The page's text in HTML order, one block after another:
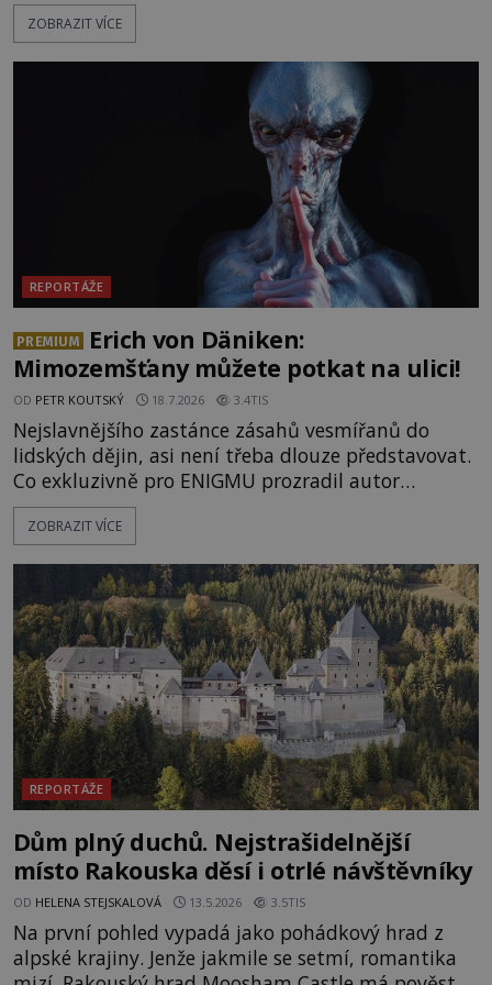
vnímání času i prostoru. Geologické anomálie hory
badatelé zde odkrývají indicie, které propojují
prastaré pohanské kulty, keltské svatyně a zprávy
ZOBRAZIT VÍCE
REPORTÁŽE
PREMIUM
Erich von Däniken:
Mimozemšťany můžete potkat na ulici!
OD PETR KOUTSKÝ 18.7.2026 3.4TIS
Nejslavnějšího zastánce zásahů vesmířanů do
lidských dějin, asi není třeba dlouze představovat.
Co exkluzivně pro ENIGMU prozradil autor
Vzpomínek na budoucnost, švýcarský badatel
Erich von Däniken? Orbitální stanice Viking 1
je umělá družice od povrchu Marsu vzdálena asi
1873 kilometrů, nachá
ZOBRAZIT VÍCE
REPORTÁŽE
Dům plný duchů. Nejstrašidelnější
místo Rakouska děsí i otrlé návštěvníky
OD HELENA STEJSKALOVÁ 13.5.2026 3.5TIS
Na první pohled vypadá jako pohádkový hrad z
alpské krajiny. Jenže jakmile se setmí, romantika